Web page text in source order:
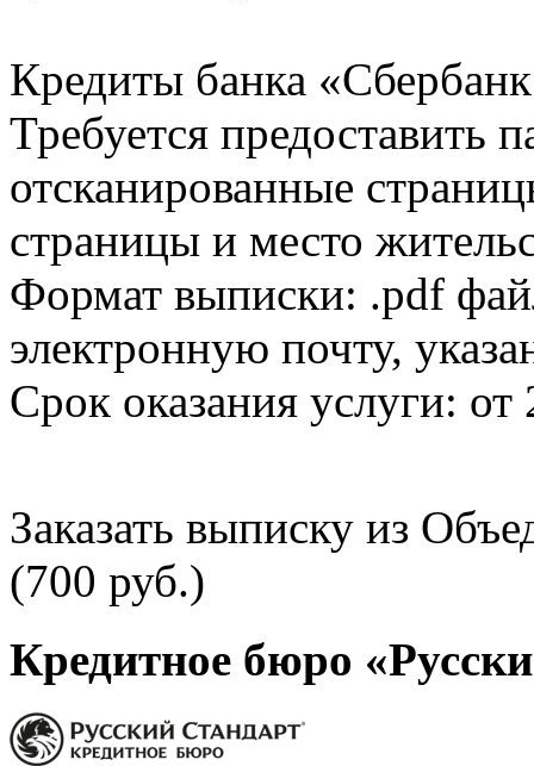
Кредиты банка
Требуется предоставить
отсканированные
страницы и место
Формат выписки: .pdf
электронную почту,
Срок оказания услуги: от
Заказать выписку из
(700 руб.)
Кредитное бюро